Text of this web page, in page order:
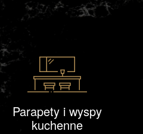
Parapety i wyspy
kuchenne